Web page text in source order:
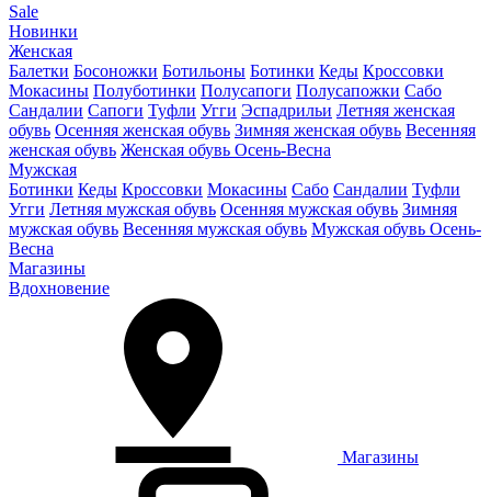
Sale
Новинки
Женская
Балетки Босоножки Ботильоны Ботинки Кеды Кроссовки
Мокасины Полуботинки Полусапоги Полусапожки Сабо
Сандалии Сапоги Туфли Угги Эспадрильи Летняя женская
обувь Осенняя женская обувь Зимняя женская обувь Весенняя
женская обувь Женская обувь Осень-Весна
Мужская
Ботинки Кеды Кроссовки Мокасины Сабо Сандалии Туфли
Угги Летняя мужская обувь Осенняя мужская обувь Зимняя
мужская обувь Весенняя мужская обувь Мужская обувь Осень-
Весна
Магазины
Вдохновение
Магазины